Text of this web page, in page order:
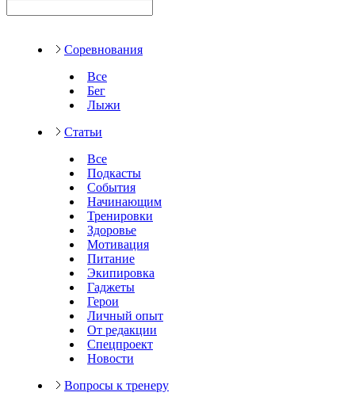
Соревнования
Все
Бег
Лыжи
Статьи
Все
Подкасты
События
Начинающим
Тренировки
Здоровье
Мотивация
Питание
Экипировка
Гаджеты
Герои
Личный опыт
От редакции
Спецпроект
Новости
Вопросы к тренеру